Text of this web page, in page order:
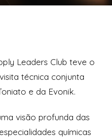
Leaders Club teve o
técnica conjunta
e da Evonik.
visão profunda das
químicas